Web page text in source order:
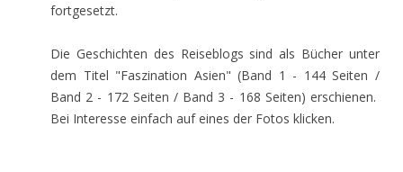
fortgesetzt.
Die Geschichten des Reiseblogs sind als Bücher unter
dem Titel "Faszination Asien" (Band 1 - 144 Seiten /
Band 2 - 172 Seiten / Band 3 - 168 Seiten) erschienen.
Bei Interesse einfach auf eines der Fotos klicken.